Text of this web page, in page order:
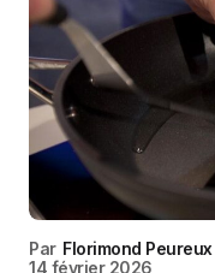
Par Florimond Peureux
14 février 2026